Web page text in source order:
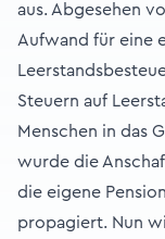
aus. Abgesehen
Aufwand für eine
Steuern auf
Menschen in das
wurde die
die eigene
propagiert. Nun